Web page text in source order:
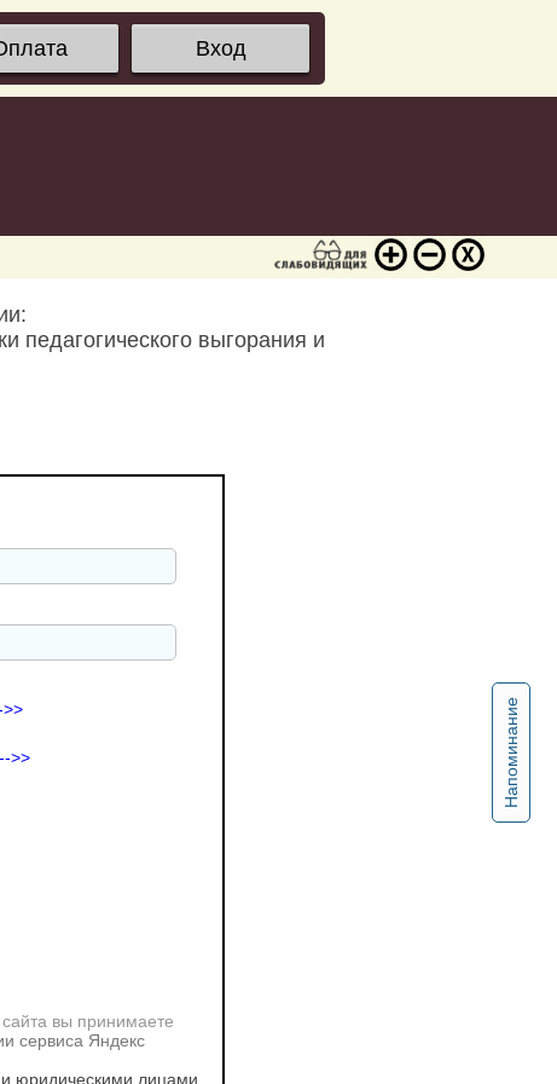
Вход
Напоминание
педагогического выгорания и
>>
>>
вы принимаете
сервиса Яндекс
юридическими лицами